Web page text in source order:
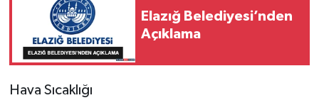
Elazığ Belediyesi’nden
Açıklama
Hava Sıcaklığı
TEKNOLOJİ
YAŞAM